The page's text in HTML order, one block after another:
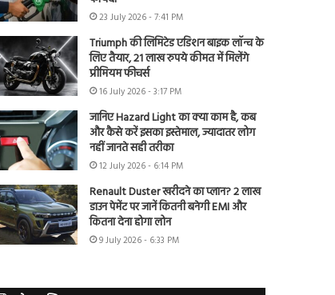
23 July 2026 - 7:41 PM
Triumph की लिमिटेड एडिशन बाइक लॉन्च के
लिए तैयार, 21 लाख रुपये कीमत में मिलेंगे
प्रीमियम फीचर्स
16 July 2026 - 3:17 PM
जानिए Hazard Light का क्या काम है, कब
और कैसे करें इसका इस्तेमाल, ज्यादातर लोग
नहीं जानते सही तरीका
12 July 2026 - 6:14 PM
Renault Duster खरीदने का प्लान? 2 लाख
डाउन पेमेंट पर जानें कितनी बनेगी EMI और
कितना देना होगा लोन
9 July 2026 - 6:33 PM